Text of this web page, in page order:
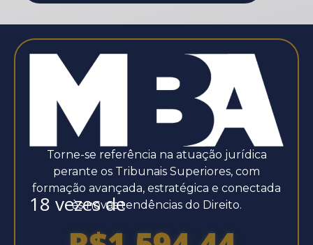
Torne-se referência na atuação jurídica
perante os Tribunais Superiores, com
formação avançada, estratégica e conectada
às novas tendências do Direito.
18 vezes de